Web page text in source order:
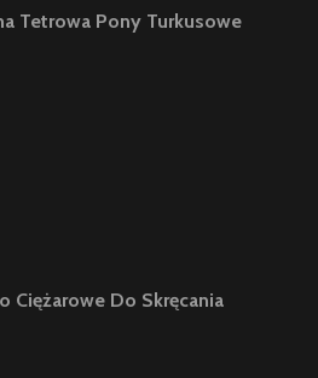
Tetrowa Pony Turkusowe
Ciężarowe Do Skręcania